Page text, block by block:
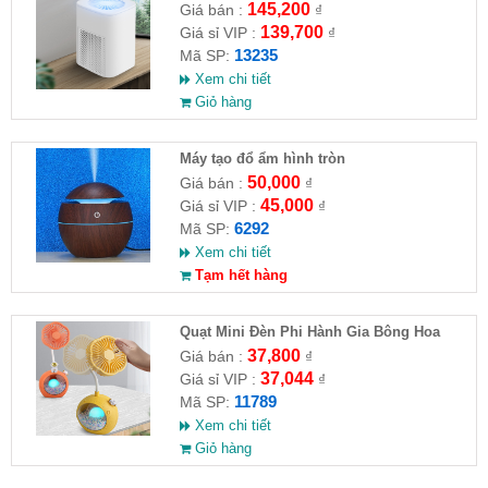
Giá bán : 145,200₫
Giá sỉ VIP : 139,700₫
Mã SP: 13235
Xem chi tiết
Giỏ hàng
Máy tạo đổ ẩm hình tròn
Giá bán : 50,000₫
Giá sỉ VIP : 45,000₫
Mã SP: 6292
Xem chi tiết
Tạm hết hàng
Quạt Mini Đèn Phi Hành Gia Bông Hoa
HD6604
Giá bán : 37,800₫
Giá sỉ VIP : 37,044₫
Mã SP: 11789
Xem chi tiết
Giỏ hàng